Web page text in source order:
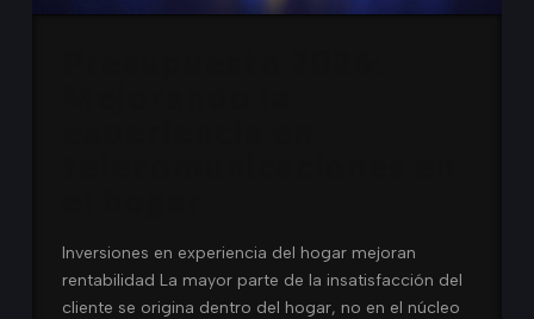
Inversiones en experiencia del hogar mejoran
rentabilidad La mayor parte de la insatisfacción del
cliente se origina dentro del hogar, no en el núcleo